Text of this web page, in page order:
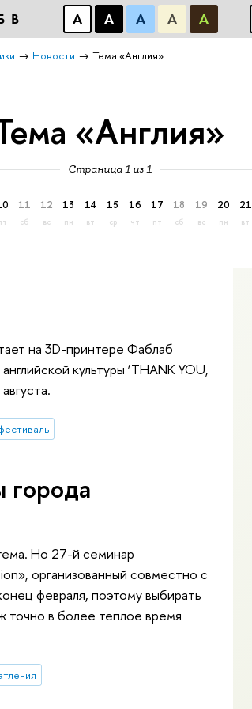
А А А А А
Новости Тема «Англия»
«Англия»
Страница 1 из 1
11
сб
12
вс
13
пн
14
вт
15
ср
16
чт
17
пт
18
сб
19
вс
20
пн
21
вт
на 3D-принтере Фаблаб
культуры ‘THANK YOU,
города
Но 27-й семинар
организованный совместно с
февраля, поэтому выбирать
точно в более теплое время